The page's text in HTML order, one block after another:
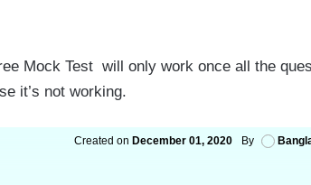
Mock Test will only work once all the
it’s not working.
Created onDecember 01, 2020 By